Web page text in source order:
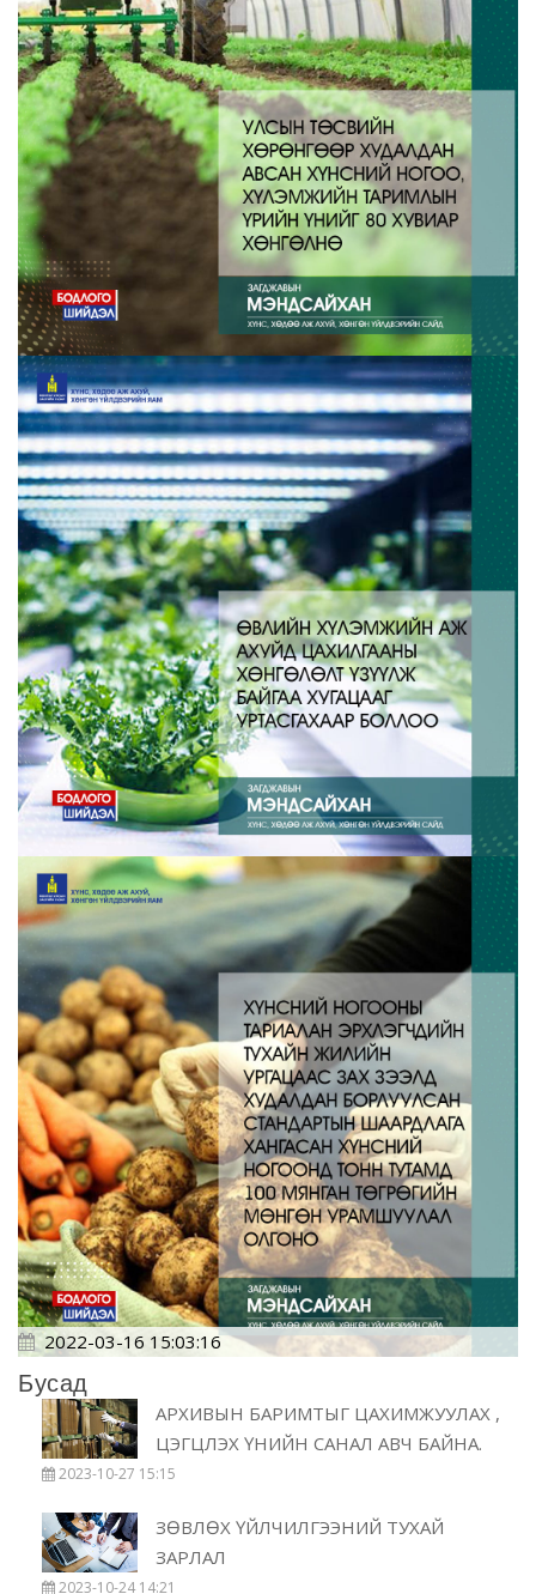
2022-03-16 15:03:16
Бусад
АРХИВЫН БАРИМТЫГ ЦАХИМЖУУЛАХ ,
ЦЭГЦЛЭХ ҮНИЙН САНАЛ АВЧ БАЙНА.
2023-10-27 15:15
ЗӨВЛӨХ ҮЙЛЧИЛГЭЭНИЙ ТУХАЙ
ЗАРЛАЛ
2023-10-24 14:21